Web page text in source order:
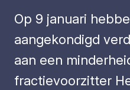
Op 9 januari
aangekondigd
aan een
fractievoorzitter